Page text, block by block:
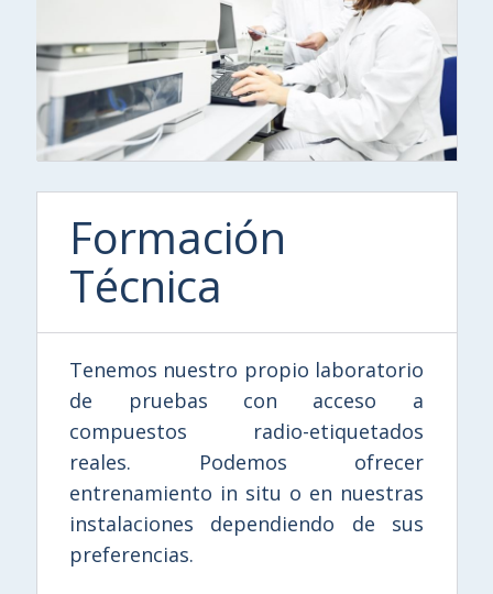
Formación
Técnica
Tenemos nuestro propio laboratorio
de pruebas con acceso a
compuestos radio-etiquetados
reales. Podemos ofrecer
entrenamiento in situ o en nuestras
instalaciones dependiendo de sus
preferencias.